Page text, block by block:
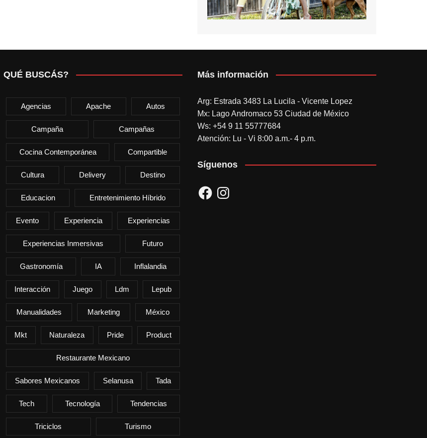
QUÉ BUSCÁS?
Agencias Apache Autos
Campaña Campañas
Cocina Contemporánea Compartible
Cultura Delivery Destino
Educacion Entretenimiento Híbrido
Evento Experiencia Experiencias
Experiencias Inmersivas Futuro
Gastronomía IA Inflalandia
Interacción Juego Ldm Lepub
Manualidades Marketing México
Mkt Naturaleza Pride Product
Restaurante Mexicano
Sabores Mexicanos Selanusa Tada
Tech Tecnología Tendencias
Triciclos Turismo
Más información
Arg: Estrada 3483 La Lucila - Vicente Lopez
Mx: Lago Andromaco 53 Ciudad de México
Ws: +54 9 11 55777684
Atención: Lu - Vi 8:00 a.m.- 4 p.m.
Síguenos
FacebookInstagram